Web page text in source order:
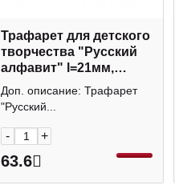
Трафарет для детского
творчества "Русский
алфавит" l=21мм,
20*25см M-6522 MAZARI
ТМ
Доп. описание: Трафарет
"Русский...
- +
63.6